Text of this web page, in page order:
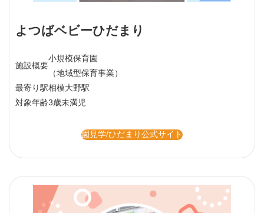
よつばベビーひだまり
施設概要
小規模保育園
（地域型保育事業）
最寄り駅相模大野駅
対象年齢3歳未満児
園見学/ひだまり公式サイト